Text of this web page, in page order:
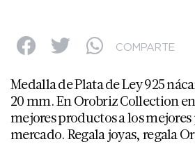
COMPARTE
Medalla de Plata de Ley 925
20 mm. En Orobriz Collection
mejores productos a los
mercado. Regala joyas, regala